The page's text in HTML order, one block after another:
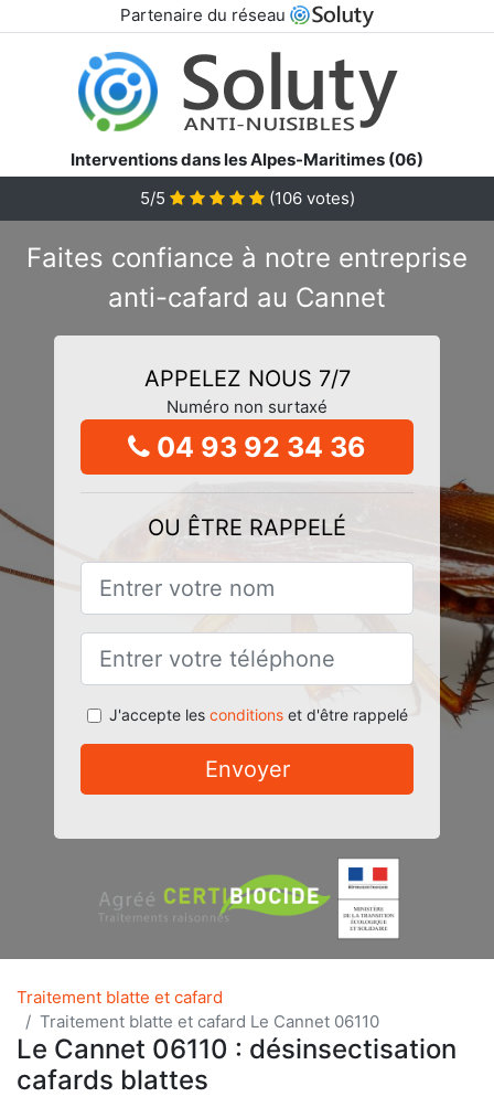
Partenaire du réseau
Interventions dans les Alpes-Maritimes (06)
5/5
(106votes)
Faites confiance à notre entreprise
anti-cafard au Cannet
APPELEZ NOUS 7/7
Numéro non surtaxé
04 93 92 34 36
OU ÊTRE RAPPELÉ
J'accepte les conditionset d'être rappelé
Envoyer
Traitement blatte et cafard
Traitement blatte et cafard Le Cannet 06110
Le Cannet 06110 : désinsectisation
cafards blattes